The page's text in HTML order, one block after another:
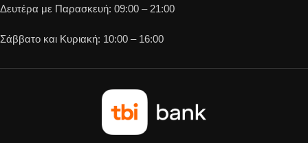
Δευτέρα με Παρασκευή: 09:00 – 21:00
Σάββατο και Κυριακή: 10:00 – 16:00